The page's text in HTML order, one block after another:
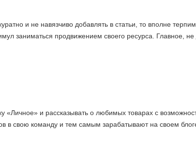
и не навязчиво добавлять в статьи, то вполне
заниматься продвижением своего ресурса. Главное,
и рассказывать о любимых товарах с
в свою команду и тем самым зарабатывают на своем